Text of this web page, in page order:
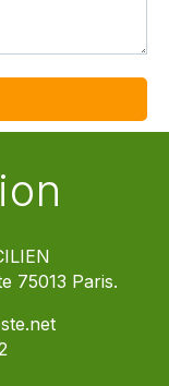
75013 Paris.